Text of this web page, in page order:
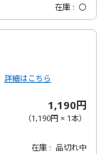
在庫 〇
詳細はこちら
1,190円
（1,190円× 1本）
在庫 品切れ中